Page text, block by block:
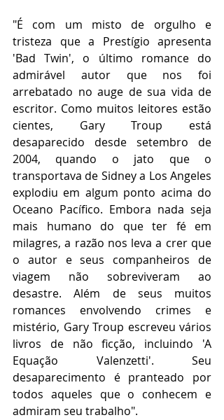
"É com um misto de orgulho e
tristeza que a Prestígio apresenta
'Bad Twin', o último romance do
admirável autor que nos foi
arrebatado no auge de sua vida de
escritor. Como muitos leitores estão
cientes, Gary Troup está
desaparecido desde setembro de
2004, quando o jato que o
transportava de Sidney a Los Angeles
explodiu em algum ponto acima do
Oceano Pacífico. Embora nada seja
mais humano do que ter fé em
milagres, a razão nos leva a crer que
o autor e seus companheiros de
viagem não sobreviveram ao
desastre. Além de seus muitos
romances envolvendo crimes e
mistério, Gary Troup escreveu vários
livros de não ficção, incluindo 'A
Equação Valenzetti'. Seu
desaparecimento é pranteado por
todos aqueles que o conhecem e
admiram seu trabalho".